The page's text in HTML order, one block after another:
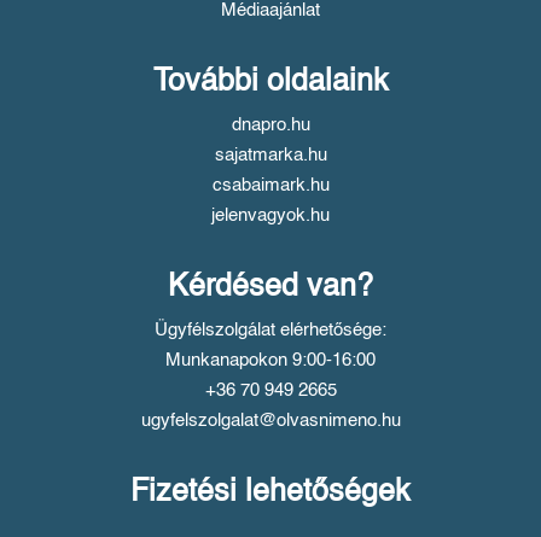
Médiaajánlat
További oldalaink
dnapro.hu
sajatmarka.hu
csabaimark.hu
jelenvagyok.hu
Kérdésed van?
Ügyfélszolgálat elérhetősége:
Munkanapokon 9:00-16:00
+36 70 949 2665
ugyfelszolgalat@olvasnimeno.hu
Fizetési lehetőségek